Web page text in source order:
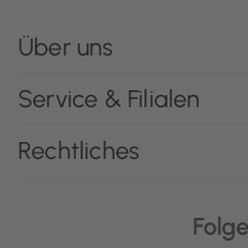
Über uns
Service & Filialen
Rechtliches